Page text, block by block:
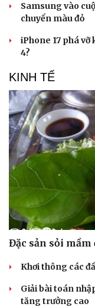
Samsung vào
chuyển màu đỏ
iPhone 17 phá vỡ
4?
KINH TẾ
Đặc sản sỏi mầm
Khơi thông các
Giải bài toán
tăng trưởng cao